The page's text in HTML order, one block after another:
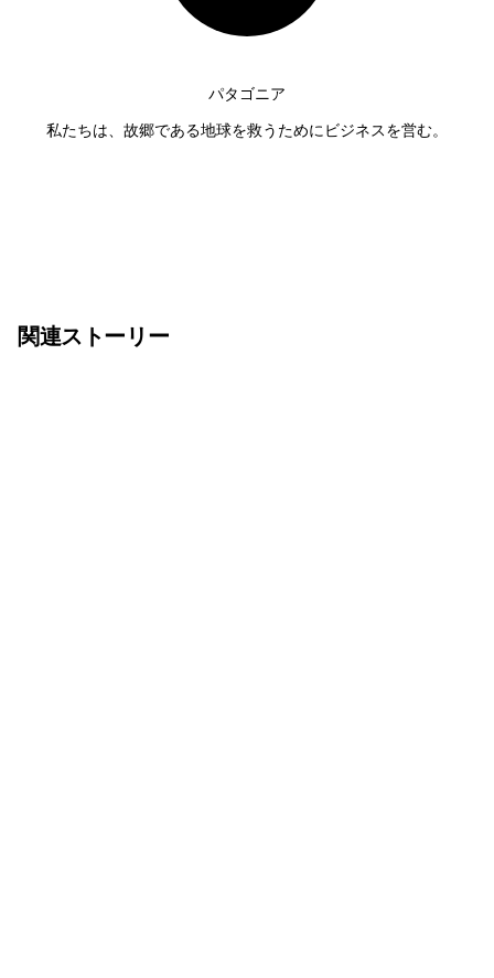
パタゴニア
私たちは、故郷である地球を救うためにビジネスを営む。
関連ストーリー